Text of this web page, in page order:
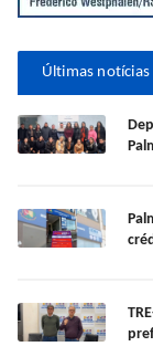
Últimas notícias